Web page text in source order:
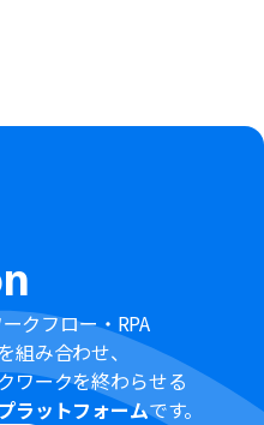
や、件名・本文に含まれる
ぞれとYoomを連携してくだ
するAIオペレーションはチ
でのみご利用いただける機能
ラン・ミニプランの場合は設
ペレーションはエラーとな
。
クフロー・RPA
組み合わせ、
ワークを終わらせる
ラットフォームです。